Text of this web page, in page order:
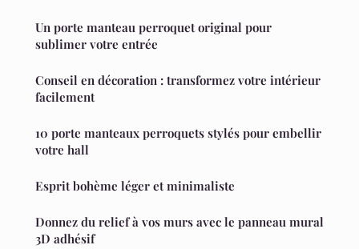
Un porte manteau perroquet original pour
sublimer votre entrée
Conseil en décoration : transformez votre intérieur
facilement
10 porte manteaux perroquets stylés pour embellir
votre hall
Esprit bohème léger et minimaliste
Donnez du relief à vos murs avec le panneau mural
3D adhésif